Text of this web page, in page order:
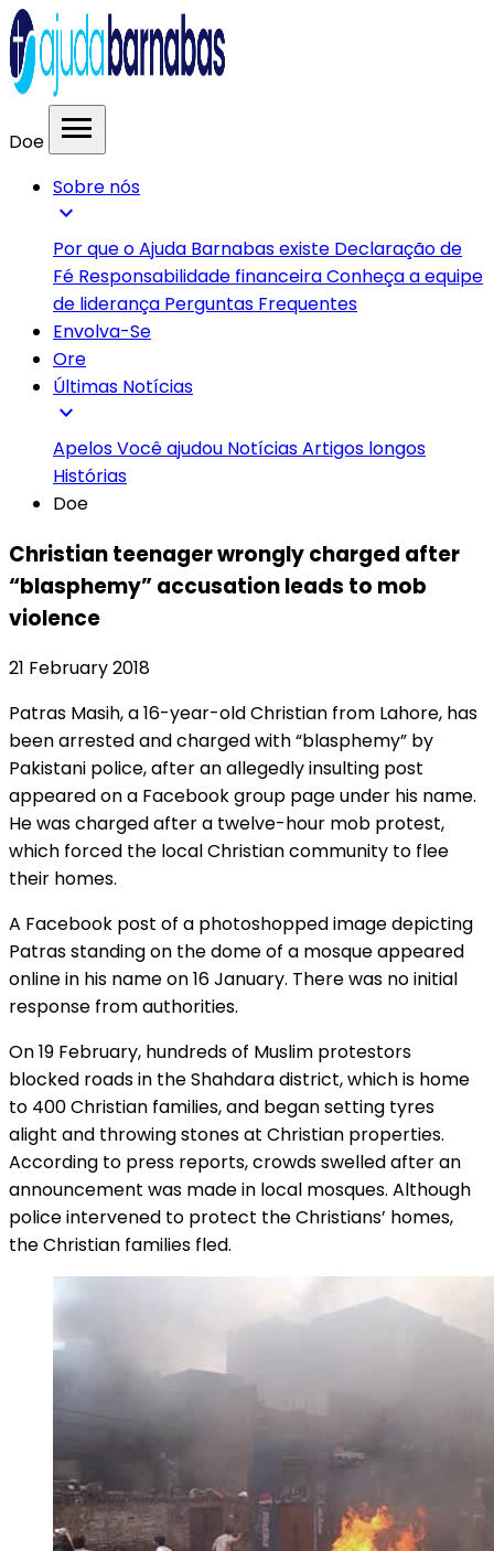
Doe menu
Sobre nós
expand_more
Por que o Ajuda Barnabas existe Declaração de
Fé Responsabilidade financeiraConheça a equipe
de liderança Perguntas Frequentes
Envolva-Se
Ore
Últimas Notícias
expand_more
ApelosVocê ajudou NotíciasArtigos longos
Histórias
Doe
Christian teenager wrongly charged after
“blasphemy” accusation leads to mob
violence
21 February 2018
Patras Masih, a 16-year-old Christian from Lahore, has
been arrested and charged with “blasphemy” by
Pakistani police, after an allegedly insulting post
appeared on a Facebook group page under his name.
He was charged after a twelve-hour mob protest,
which forced the local Christian community to flee
their homes.
A Facebook post of a photoshopped image depicting
Patras standing on the dome of a mosque appeared
online in his name on 16 January. There was no initial
response from authorities.
On 19 February, hundreds of Muslim protestors
blocked roads in the Shahdara district, which is home
to 400 Christian families, and began setting tyres
alight and throwing stones at Christian properties.
According to press reports, crowds swelled after an
announcement was made in local mosques. Although
police intervened to protect the Christians’ homes,
the Christian families fled.